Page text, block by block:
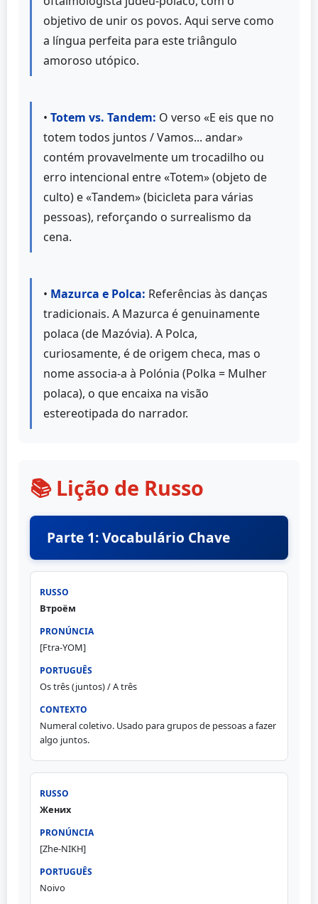
objetivo de unir os povos. Aqui serve como
a língua perfeita para este triângulo
amoroso utópico.
• Totem vs. Tandem: O verso «E eis que no
totem todos juntos / Vamos... andar»
contém provavelmente um trocadilho ou
erro intencional entre «Totem» (objeto de
culto) e «Tandem» (bicicleta para várias
pessoas), reforçando o surrealismo da
cena.
• Mazurca e Polca: Referências às danças
tradicionais. A Mazurca é genuinamente
polaca (de Mazóvia). A Polca,
curiosamente, é de origem checa, mas o
nome associa-a à Polónia (Polka = Mulher
polaca), o que encaixa na visão
estereotipada do narrador.
📚 Lição de Russo
Parte 1: Vocabulário Chave
Втроём
[Ftra-YOM]
Os três (juntos) / A três
Numeral coletivo. Usado para grupos de pessoas a fazer
algo juntos.
Жених
[Zhe-NIKH]
Noivo